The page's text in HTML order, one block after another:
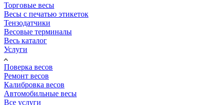
Торговые весы
Весы с печатью этикеток
Тензодатчики
Весовые терминалы
Весь каталог
Услуги
Поверка весов
Ремонт весов
Калибровка весов
Автомобильные весы
Все услуги